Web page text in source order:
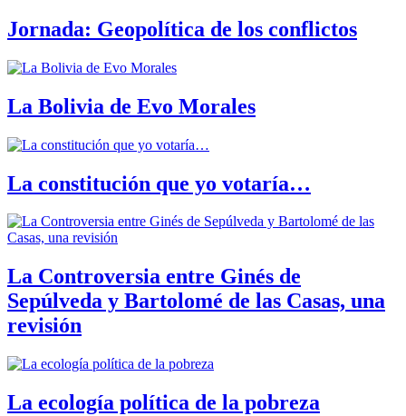
Jornada: Geopolítica de los conflictos
La Bolivia de Evo Morales
La constitución que yo votaría…
La Controversia entre Ginés de
Sepúlveda y Bartolomé de las Casas, una
revisión
La ecología política de la pobreza